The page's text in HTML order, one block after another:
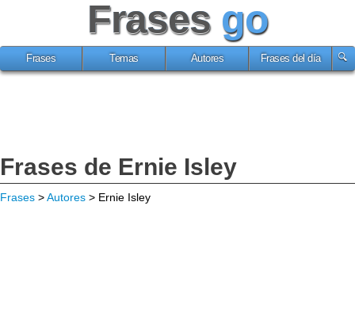
Frases go
Frases Temas Autores Frases del día
Frases de Ernie Isley
Frases >Autores > Ernie Isley